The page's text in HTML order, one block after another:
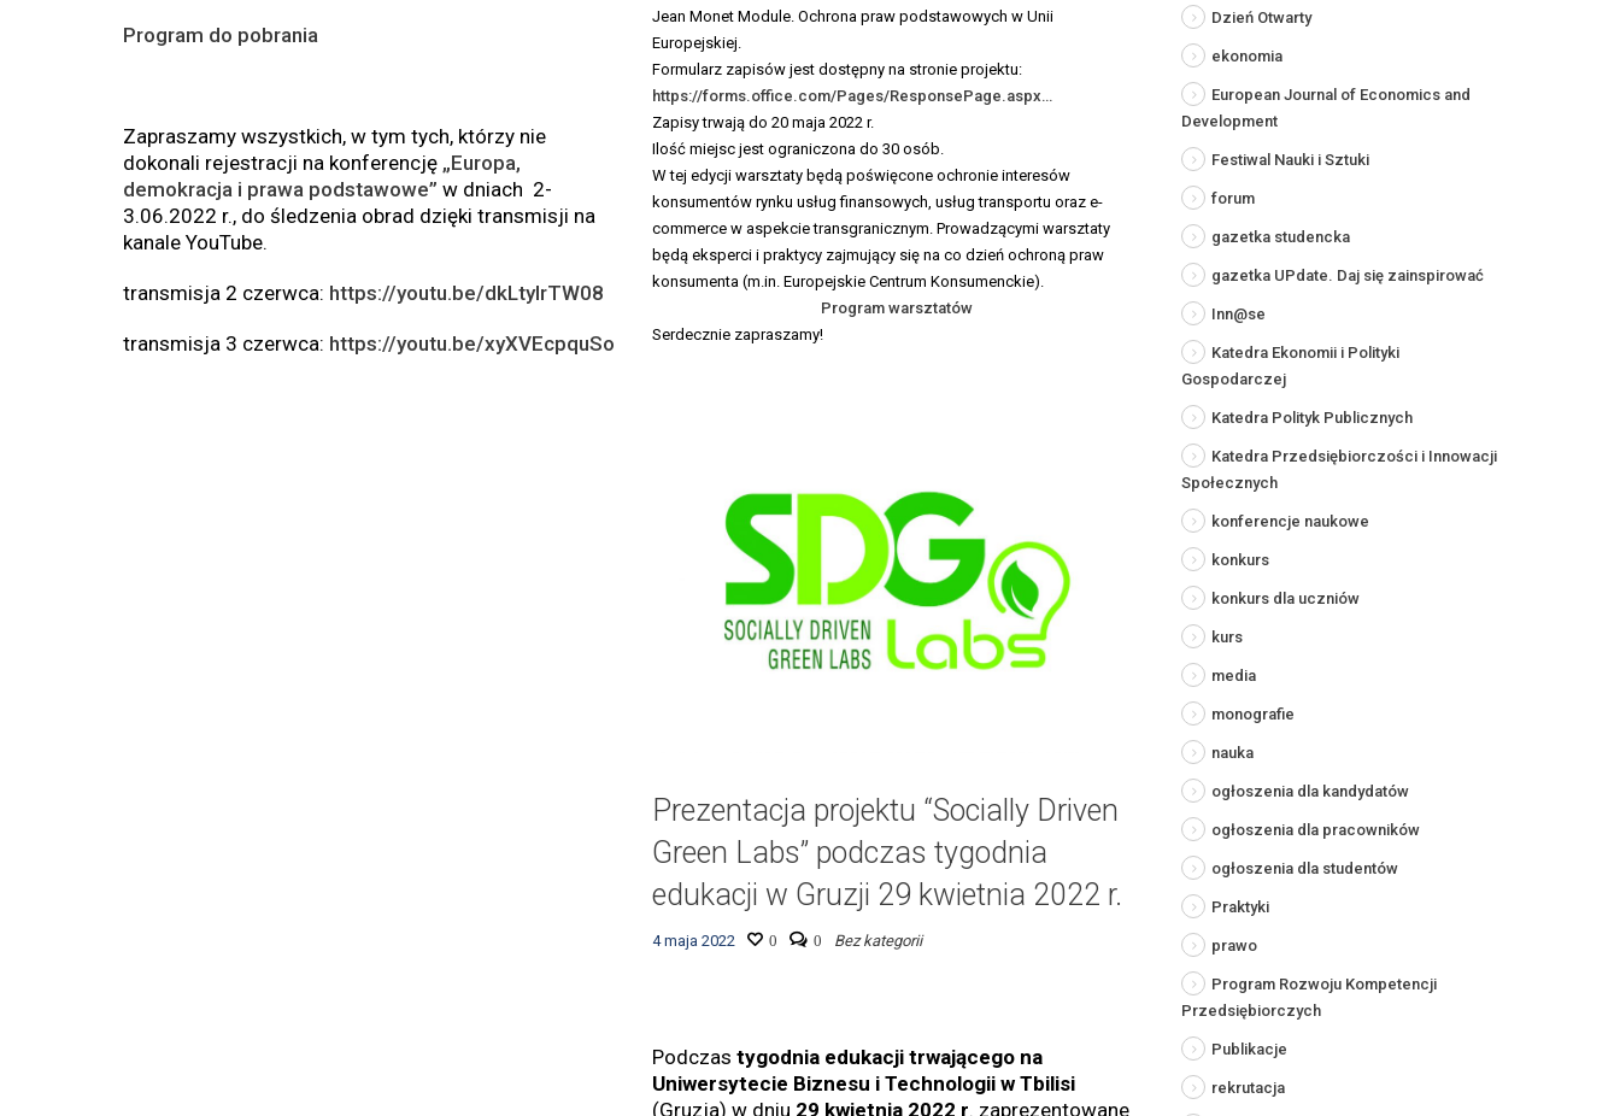
Program do pobrania
Zapraszamy wszystkich, w tym tych, którzy nie
dokonali rejestracji na konferencję „Europa,
demokracja i prawa podstawowe” w dniach 2-
3.06.2022 r., do śledzenia obrad dzięki transmisji na
kanale YouTube.
transmisja 2 czerwca: https://youtu.be/dkLtyIrTW08
transmisja 3 czerwca: https://youtu.be/xyXVEcpquSo
Jean Monet Module. Ochrona praw podstawowych w Unii
Europejskiej.
Formularz zapisów jest dostępny na stronie projektu:
https://forms.office.com/Pages/ResponsePage.aspx…
Zapisy trwają do 20 maja 2022 r.
Ilość miejsc jest ograniczona do 30 osób.
W tej edycji warsztaty będą poświęcone ochronie interesów
konsumentów rynku usług finansowych, usług transportu oraz e-
commerce w aspekcie transgranicznym. Prowadzącymi warsztaty
będą eksperci i praktycy zajmujący się na co dzień ochroną praw
konsumenta (m.in. Europejskie Centrum Konsumenckie).
Program warsztatów
Serdecznie zapraszamy!
Prezentacja projektu “Socially Driven
Green Labs” podczas tygodnia
edukacji w Gruzji 29 kwietnia 2022 r.
4 maja 2022 0 0 Bez kategorii
Podczas tygodnia edukacji trwającego na
Uniwersytecie Biznesu i Technologii w Tbilisi
(Gruzja) w dniu 29 kwietnia 2022 r. zaprezentowane
Dzień Otwarty
ekonomia
European Journal of Economics and
Development
Festiwal Nauki i Sztuki
forum
gazetka studencka
gazetka UPdate. Daj się zainspirować
Inn@se
Katedra Ekonomii i Polityki
Gospodarczej
Katedra Polityk Publicznych
Katedra Przedsiębiorczości i Innowacji
Społecznych
konferencje naukowe
konkurs
konkurs dla uczniów
kurs
media
monografie
nauka
ogłoszenia dla kandydatów
ogłoszenia dla pracowników
ogłoszenia dla studentów
Praktyki
prawo
Program Rozwoju Kompetencji
Przedsiębiorczych
Publikacje
rekrutacja